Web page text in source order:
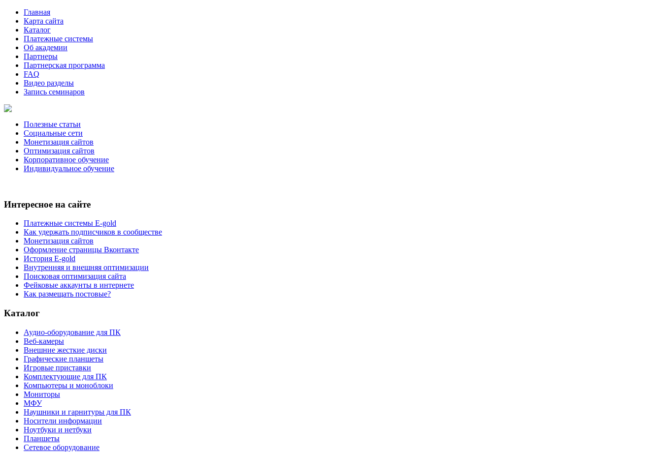
Главная
Карта сайта
Каталог
Платежные системы
Об академии
Партнеры
Партнерская программа
FAQ
Видео разделы
Запись семинаров
Полезные статьи
Социальные сети
Монетизация сайтов
Оптимизация сайтов
Корпоративное обучение
Индивидуальное обучение
Интересное на сайте
Платежные системы E-gold
Как удержать подписчиков в сообществе
Монетизация сайтов
Оформление страницы Вконтакте
История E-gold
Внутренняя и внешняя оптимизации
Поисковая оптимизация сайта
Фейковые аккаунты в интернете
Как размещать постовые?
Каталог
Аудио-оборудование для ПК
Веб-камеры
Внешние жесткие диски
Графические планшеты
Игровые приставки
Комплектующие для ПК
Компьютеры и моноблоки
Мониторы
МФУ
Наушники и гарнитуры для ПК
Носители информации
Ноутбуки и нетбуки
Планшеты
Сетевое оборудование